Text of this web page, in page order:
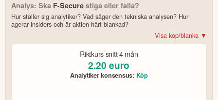
Analys: Ska F-Securestiga eller falla?
Hur ställer sig analytiker? Vad säger den tekniska analysen? Hur
agerar insiders och är aktien hårt blankad?
Bonus: Få upp till 500 USD i tillgångar när du öppnar konto –se
erbjudandet!
Visa köp/blanka ▼
Riktkurs snitt4 mån
2.20 euro
Analytiker konsensus: Köp